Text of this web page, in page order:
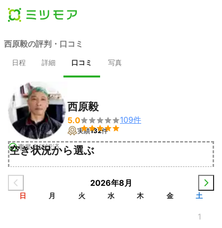
西原毅の評判・口コミ
日程 詳細 口コミ 写真
事業者確認済
西原毅
5.0

109件
実績132件
空き状況から選ぶ
2026年8月
日 月 火 水 木 金 土
1